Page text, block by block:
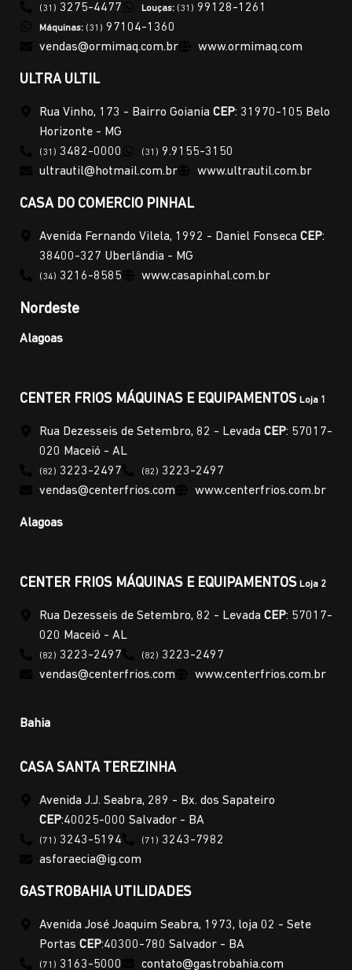
(31) 3275-4477 Louças: (31) 99128-1261
Máquinas: (31) 97104-1360
vendas@ormimaq.com.br
www.ormimaq.com
ULTRA ULTIL
Rua Vinho, 173 - Bairro Goiania CEP: 31970-105 Belo
Horizonte - MG
(31) 3482-0000 (31) 9.9155-3150
ultrautil@hotmail.com.br
www.ultrautil.com.br
CASA DO COMERCIO PINHAL
Avenida Fernando Vilela, 1992 - Daniel Fonseca CEP:
38400-327 Uberlândia - MG
(34) 3216-8585 www.casapinhal.com.br
Nordeste
Alagoas
CENTER FRIOS MÁQUINAS E EQUIPAMENTOS Loja 1
Rua Dezesseis de Setembro, 82 - Levada CEP: 57017-
020 Maceió - AL
(82) 3223-2497 (82) 3223-2497
vendas@centerfrios.com
www.centerfrios.com.br
Alagoas
CENTER FRIOS MÁQUINAS E EQUIPAMENTOS Loja 2
Rua Dezesseis de Setembro, 82 - Levada CEP: 57017-
020 Maceió - AL
(82) 3223-2497 (82) 3223-2497
vendas@centerfrios.com
www.centerfrios.com.br
Bahia
CASA SANTA TEREZINHA
Avenida J.J. Seabra, 289 - Bx. dos Sapateiro
CEP:40025-000 Salvador - BA
(71) 3243-5194 (71) 3243-7982
asforaecia@ig.com
GASTROBAHIA UTILIDADES
Avenida José Joaquim Seabra, 1973, loja 02 - Sete
Portas CEP:40300-780 Salvador - BA
(71) 3163-5000 contato@gastrobahia.com